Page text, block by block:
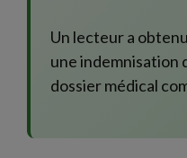
Un lecteur a
une indemnisation
dossier médical